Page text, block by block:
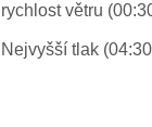
rychlost větru
Nejvyšší tlak